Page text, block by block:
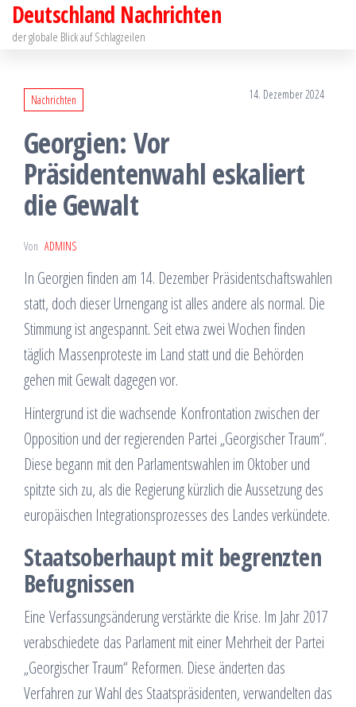
Zum
Inhalt
Deutschland Nachrichten
der globale Blick auf Schlagzeilen
Nachrichten 14. Dezember 2024
Georgien: Vor
Präsidentenwahl eskaliert
die Gewalt
Von ADMINS
In Georgien finden am 14. Dezember Präsidentschaftswahlen
statt, doch dieser Urnengang ist alles andere als normal. Die
Stimmung ist angespannt. Seit etwa zwei Wochen finden
täglich Massenproteste im Land statt und die Behörden
gehen mit Gewalt dagegen vor.
Hintergrund ist die wachsende Konfrontation zwischen der
Opposition und der regierenden Partei „Georgischer Traum“.
Diese begann mit den Parlamentswahlen im Oktober und
spitzte sich zu, als die Regierung kürzlich die Aussetzung des
europäischen Integrationsprozesses des Landes verkündete.
Staatsoberhaupt mit begrenzten
Befugnissen
Eine Verfassungsänderung verstärkte die Krise. Im Jahr 2017
verabschiedete das Parlament mit einer Mehrheit der Partei
„Georgischer Traum“ Reformen. Diese änderten das
Verfahren zur Wahl des Staatspräsidenten, verwandelten das